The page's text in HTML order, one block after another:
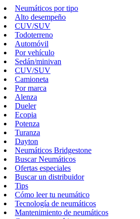
Neumáticos por tipo
Alto desempeño
CUV/SUV
Todoterreno
Automóvil
Por vehículo
Sedán/minivan
CUV/SUV
Camioneta
Por marca
Alenza
Dueler
Ecopia
Potenza
Turanza
Dayton
Neumáticos Bridgestone
Buscar Neumáticos
Ofertas especiales
Buscar un distribuidor
Tips
Cómo leer tu neumático
Tecnología de neumáticos
Mantenimiento de neumáticos